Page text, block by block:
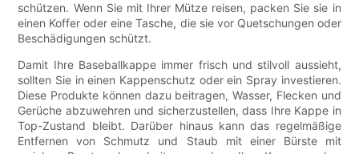
schützen. Wenn Sie mit Ihrer Mütze reisen, packen Sie sie in
einen Koffer oder eine Tasche, die sie vor Quetschungen oder
Beschädigungen schützt.
Damit Ihre Baseballkappe immer frisch und stilvoll aussieht,
sollten Sie in einen Kappenschutz oder ein Spray investieren.
Diese Produkte können dazu beitragen, Wasser, Flecken und
Gerüche abzuwehren und sicherzustellen, dass Ihre Kappe in
Top-Zustand bleibt. Darüber hinaus kann das regelmäßige
Entfernen von Schmutz und Staub mit einer Bürste mit